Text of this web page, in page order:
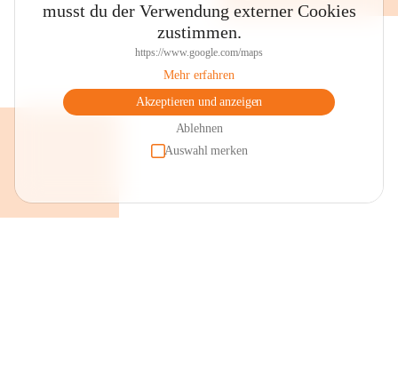
musst du der Verwendung externer Cookies
zustimmen.
https://www.google.com/maps
Mehr erfahren
Akzeptieren und anzeigen
Ablehnen
Auswahl merken